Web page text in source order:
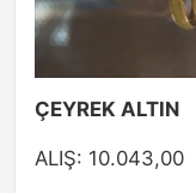
ÇEYREK ALTIN
ALIŞ: 10.043,00